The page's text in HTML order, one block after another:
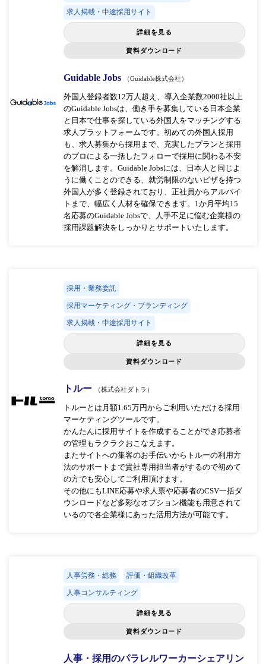
求人掲載・中途採用サイト
詳細を見る
資料ダウンロード
Guidable Jobs （Guidable株式会社）
外国人登録者数12万人超え、導入企業数2000社以上
のGuidable Jobsは、働き手を募集している日本企業
と日本で仕事を探している外国人をマッチングする
求人プラットフォームです。初めての外国人採用
も、求人募集から採用まで、充実したプランと採用
のプロによる一括したフォローで採用に関わる不安
を解消します。Guidable Jobsには、日本人と同じよ
うに働くことのできる、就労制限のないビザを持つ
外国人が多く登録されており、正社員からアルバイ
トまで、幅広く人材を確保できます。1か月平均15
名応募のGuidable Jobsで、人手不足に悩む企業様の
採用課題解決をしっかりとサポートいたします。
採用・業務委託
採用マーケティング・ブランディング
求人掲載・中途採用サイト
詳細を見る
資料ダウンロード
トルー （株式会社ダトラ）
トルーとは月額1.65万円からご利用いただける採用
マーケティングツールです。
かんたんに採用サイトを作成することができ応募者
の管理もラクラクおこなえます。
またサイトへの集客のお手伝いからトルーの利用方
法のサポートまで貴社専用担当者がするので初めて
の方でも安心してご利用頂けます。
その他にもLINE応募や求人票や応募者のCSV一括ダ
ウンロードなど多彩なオプション機能も用意されて
いるので各企業様にあった活用方法が可能です。
人事労務・総務 評価・組織改革
人事コンサルティング
詳細を見る
資料ダウンロード
人事・採用のパラレルワーカーシェアリン